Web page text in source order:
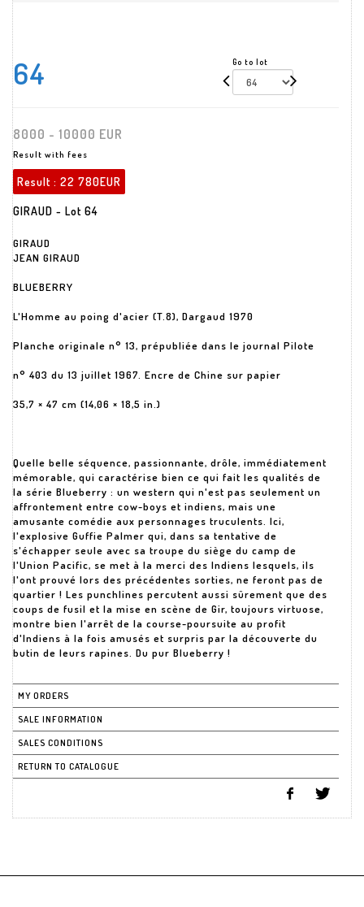
64 Go to lot
8000 - 10000 EUR
Result with fees
Result : 22 780EUR
GIRAUD - Lot 64
GIRAUD
JEAN GIRAUD
BLUEBERRY
L'Homme au poing d'acier (T.8), Dargaud 1970
Planche originale n° 13, prépubliée dans le journal Pilote
n° 403 du 13 juillet 1967. Encre de Chine sur papier
35,7 × 47 cm (14,06 × 18,5 in.)
Quelle belle séquence, passionnante, drôle, immédiatement
mémorable, qui caractérise bien ce qui fait les qualités de
la série Blueberry : un western qui n'est pas seulement un
affrontement entre cow-boys et indiens, mais une
amusante comédie aux personnages truculents. Ici,
l'explosive Guffie Palmer qui, dans sa tentative de
s'échapper seule avec sa troupe du siège du camp de
l'Union Pacific, se met à la merci des Indiens lesquels, ils
l'ont prouvé lors des précédentes sorties, ne feront pas de
quartier ! Les punchlines percutent aussi sûrement que des
coups de fusil et la mise en scène de Gir, toujours virtuose,
montre bien l'arrêt de la course-poursuite au profit
d'Indiens à la fois amusés et surpris par la découverte du
butin de leurs rapines. Du pur Blueberry !
MY ORDERS
SALE INFORMATION
SALES CONDITIONS
RETURN TO CATALOGUE